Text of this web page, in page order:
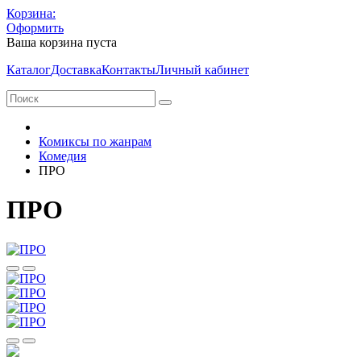
Корзина:
Оформить
Ваша корзина пуста
КаталогДоставкаКонтактыЛичный кабинет
Комиксы по жанрам
Комедия
ПРО
ПРО